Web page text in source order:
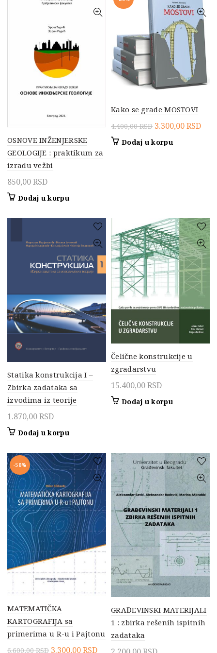
OSNOVE INŽENJERSKE
GEOLOGIJE : praktikum za
izradu vežbi
850,00RSD
Dodaj u korpu
Kako se grade MOSTOVI
4.400,00RSD Originalna
3.300,00RSD
Dodaj u korpu
Statika konstrukcija I –
Zbirka zadataka sa
izvodima iz teorije
1.870,00RSD
Dodaj u korpu
Čelične konstrukcije u
zgradarstvu
15.400,00RSD
Dodaj u korpu
-50%
MATEMATIČKA
KARTOGRAFIJA sa
primerima u R-u i Pajtonu
6.600,00RSD Originalna
3.300,00RSDTrenutna
GRAĐEVINSKI MATERIJALI
1 : zbirka rešenih ispitnih
zadataka